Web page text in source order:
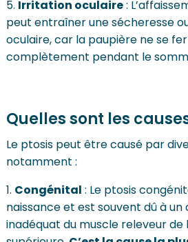
Irritation oculaire:
peut entraîner une sécheresse
oculaire, car la paupière ne se
complètement pendant le
Quelles sont les
Le ptosis peut être causé par
notamment :
Congénital : Le ptosis
naissance et est souvent dû à
inadéquat du muscle releveur de